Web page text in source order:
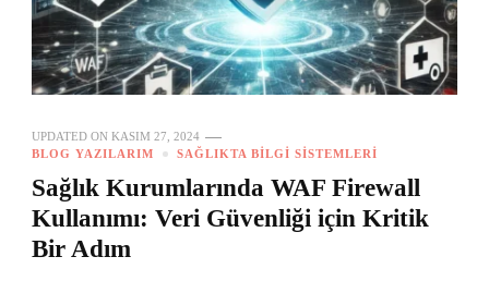
UPDATED ON KASIM 27, 2024
BLOG YAZILARIM
SAĞLIKTA BILGI SISTEMLERI
Sağlık Kurumlarında WAF Firewall
Kullanımı: Veri Güvenliği için Kritik
Bir Adım